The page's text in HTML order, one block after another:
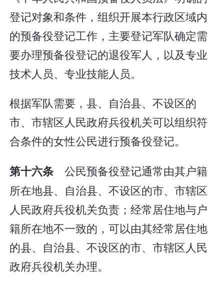
登记对象和条件，组织开展本行政区域内
的预备役登记工作，主要登记军队确定需
要办理预备役登记的退役军人，以及专业
技术人员、专业技能人员。
根据军队需要，县、自治县、不设区的
市、市辖区人民政府兵役机关可以组织符
合条件的女性公民进行预备役登记。
第十六条公民预备役登记通常由其户籍
所在地县、自治县、不设区的市、市辖区
人民政府兵役机关负责；经常居住地与户
籍所在地不一致的，可以由其经常居住地
的县、自治县、不设区的市、市辖区人民
政府兵役机关办理。